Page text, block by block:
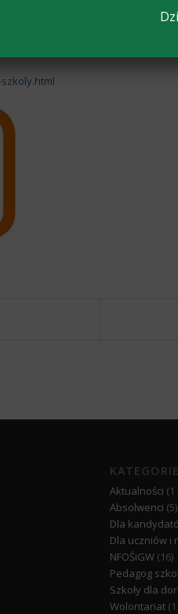
im. Jadwigi
KATEGORIE
Aktualności (1
Absolwenci (5)
Dla
Dla uczniów i
NFOŚiGW(16)
Pedagog
Szkoły dla
Wolontariat